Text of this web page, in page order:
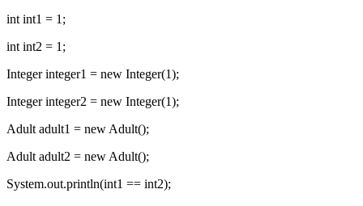
int int1 = 1;
int int2 = 1;
Integer integer1 = new Integer(1);
Integer integer2 = new Integer(1);
Adult adult1 = new Adult();
Adult adult2 = new Adult();
System.out.println(int1 == int2);